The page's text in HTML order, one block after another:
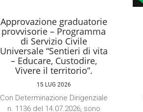
Approvazione graduatorie
provvisorie – Programma
di Servizio Civile
Universale “Sentieri di vita
– Educare, Custodire,
Vivere il territorio”.
15 LUG 2026
Con Determinazione Dirigenziale
n. 1136 del 14.07.2026, sono